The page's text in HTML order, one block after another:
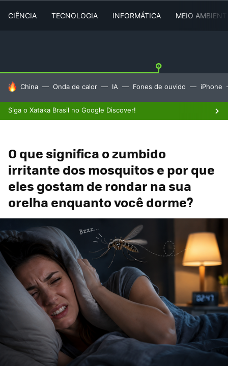
CIÊNCIA TECNOLOGIA INFORMÁTICA MEIO
TENDÊNCIAS DO DIA
China Onda de calor IA Fones de ouvido iPhone
Siga o Xataka Brasil no Google Discover!
O que significa o zumbido
irritante dos mosquitos e por que
eles gostam de rondar na sua
orelha enquanto você dorme?